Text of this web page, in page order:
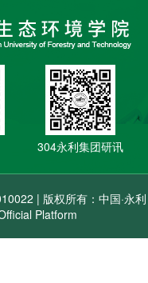
304永利集团研讯
| 版权所有：中国·永利
Platform